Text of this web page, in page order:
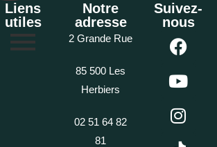
Liens
utiles
Notre
adresse
2 Grande Rue
85 500 Les
Herbiers
02 51 64 82
81
Suivez-
nous